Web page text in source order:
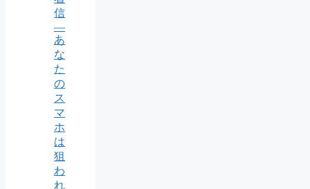
信
―
あ
な
た
の
ス
マ
ホ
は
狙
わ
れ